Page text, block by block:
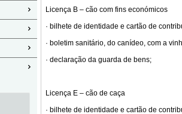
Licença B – cão com fins económicos
· bilhete de identidade e cartão de
· boletim sanitário, do canídeo, com a
· declaração da guarda de bens;
Licença E – cão de caça
· bilhete de identidade e cartão de